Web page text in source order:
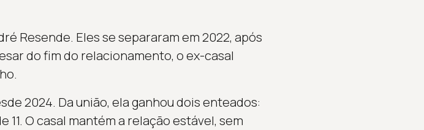
Resende. Eles se separaram em 2022, após
do fim do relacionamento, o ex-casal
2024. Da união, ela ganhou dois enteados:
11. O casal mantém a relação estável, sem